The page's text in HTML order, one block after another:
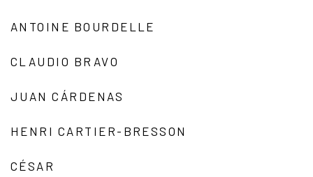
ANTOINE BOURDELLE
CLAUDIO BRAVO
JUAN CÁRDENAS
HENRI CARTIER-BRESSON
CÉSAR